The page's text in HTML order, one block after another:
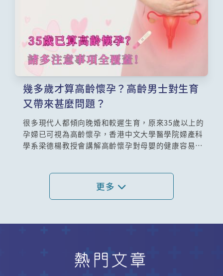
幾多歲才算高齡懷孕？高齡男士對生育
又帶來甚麼問題？
很多現代人都傾向晚婚和較遲生育，原來35歲以上的
孕婦已可視為高齡懷孕，香港中文大學醫學院婦產科
學系梁德楊教授會講解高齡懷孕對母嬰的健康容易帶
更多
熱門文章